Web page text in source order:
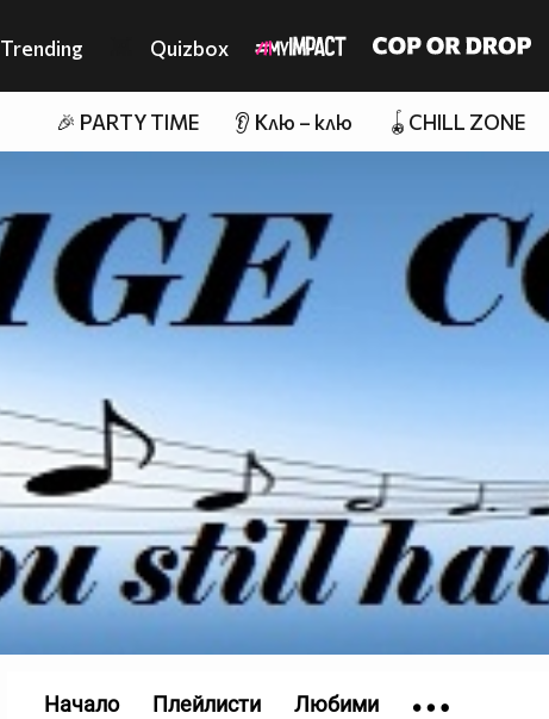
Trending Quizbox
🎉 PARTY TIME 👂 Клю – клю 🪀CHILL ZONE
Начало Плейлисти Любими